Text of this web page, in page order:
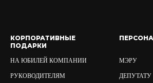
КОРПОРАТИВНЫЕ
ПОДАРКИ
НА ЮБИЛЕЙ КОМПАНИИ
РУКОВОДИТЕЛЯМ
МЭРУ
ДЕПУТАТУ